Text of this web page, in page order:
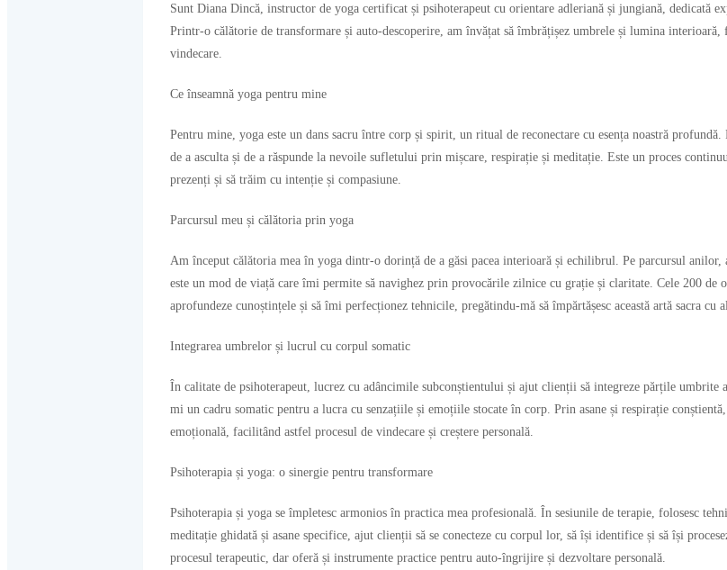
Sunt Diana Dincă, instructor de yoga certificat și psihoterapeut cu orientare adleriană și jungiană, dedicată
Printr-o călătorie de transformare și auto-descoperire, am învățat să îmbrățișez umbrele și lumina
vindecare.
Ce înseamnă yoga pentru mine
Pentru mine, yoga este un dans sacru între corp și spirit, un ritual de reconectare cu esența noastră
de a asculta și de a răspunde la nevoile sufletului prin mișcare, respirație și meditație. Este un proces
prezenți și să trăim cu intenție și compasiune.
Parcursul meu și călătoria prin yoga
Am început călătoria mea în yoga dintr-o dorință de a găsi pacea interioară și echilibrul. Pe parcursul
este un mod de viață care îmi permite să navighez prin provocările zilnice cu grație și claritate. Cele 200 de
aprofundeze cunoștințele și să îmi perfecționez tehnicile, pregătindu-mă să împărtășesc această artă sacra cu
Integrarea umbrelor și lucrul cu corpul somatic
În calitate de psihoterapeut, lucrez cu adâncimile subconștientului și ajut clienții să integreze părțile umbrite
mi un cadru somatic pentru a lucra cu senzațiile și emoțiile stocate în corp. Prin asane și respirație
emoțională, facilitând astfel procesul de vindecare și creștere personală.
Psihoterapia și yoga: o sinergie pentru transformare
Psihoterapia și yoga se împletesc armonios în practica mea profesională. În sesiunile de terapie, folosesc
meditație ghidată și asane specifice, ajut clienții să se conecteze cu corpul lor, să își identifice și să își
procesul terapeutic, dar oferă și instrumente practice pentru auto-îngrijire și dezvoltare personală.